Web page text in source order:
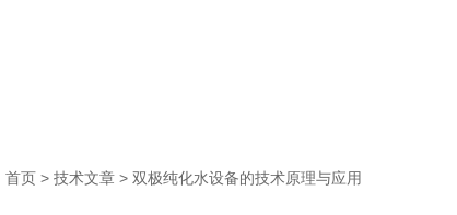
首页 > 技术文章 > 双极纯化水设备的技术原理与应用